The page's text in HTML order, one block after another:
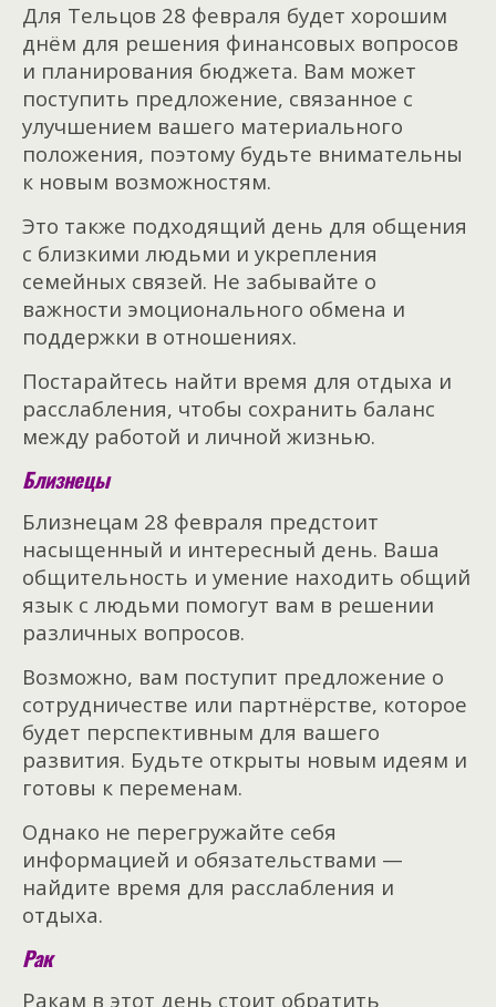
Для Тельцов 28 февраля будет хорошим
днём для решения финансовых вопросов
и планирования бюджета. Вам может
поступить предложение, связанное с
улучшением вашего материального
положения, поэтому будьте внимательны
к новым возможностям.
Это также подходящий день для общения
с близкими людьми и укрепления
семейных связей. Не забывайте о
важности эмоционального обмена и
поддержки в отношениях.
Постарайтесь найти время для отдыха и
расслабления, чтобы сохранить баланс
между работой и личной жизнью.
Близнецы
Близнецам 28 февраля предстоит
насыщенный и интересный день. Ваша
общительность и умение находить общий
язык с людьми помогут вам в решении
различных вопросов.
Возможно, вам поступит предложение о
сотрудничестве или партнёрстве, которое
будет перспективным для вашего
развития. Будьте открыты новым идеям и
готовы к переменам.
Однако не перегружайте себя
информацией и обязательствами —
найдите время для расслабления и
отдыха.
Рак
Ракам в этот день стоит обратить